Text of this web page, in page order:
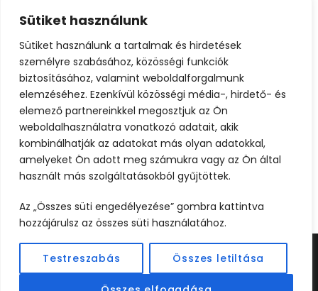
Sütiket használunk
Sütiket használunk a tartalmak és hirdetések
személyre szabásához, közösségi funkciók
biztosításához, valamint weboldalforgalmunk
elemzéséhez. Ezenkívül közösségi média-, hirdető- és
elemező partnereinkkel megosztjuk az Ön
weboldalhasználatra vonatkozó adatait, akik
kombinálhatják az adatokat más olyan adatokkal,
amelyeket Ön adott meg számukra vagy az Ön által
használt más szolgáltatásokból gyűjtöttek.
Az „Összes süti engedélyezése” gombra kattintva
hozzájárulsz az összes süti használatához.
Testreszabás Összes letiltása
quam. Nulla vitae elit libero, a pharetra augue. Morbi
leo risus, porta ac consectetur ac, vestibulum at eros.
Praesent commodo cursus magna, vel scelerisque
nisl consectetur et. Donec ullamcorper nulla non
metus auctor fringilla.
KÉSZÍTETTEWEBCREATIVE